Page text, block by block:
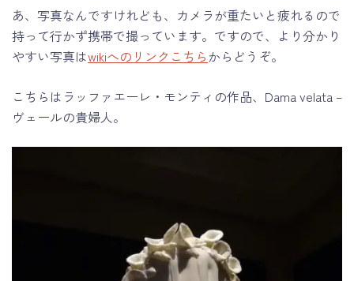
あ、写真なんですけれども、カメラが重たいと疲れるので
持って行かず携帯で撮っています。ですので、より分かり
やすい写真はwikiへのリンクこちらからどうぞ。
こちらはラッファエーレ・モンティの作品、Dama velata –
ヴェールの貴婦人。